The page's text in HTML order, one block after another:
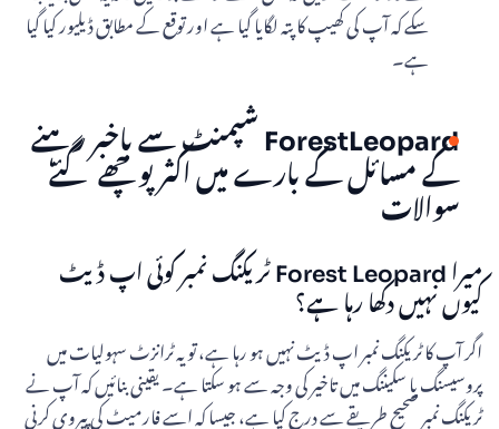
سکے کہ آپ کی کھیپ کا پتہ لگایا گیا ہے اور توقع کے مطابق ڈیلیور کیا گیا
ہے۔
ForestLeopard شپمنٹ سے باخبر رہنے
کے مسائل کے بارے میں اکثر پوچھے گئے
سوالات
میرا Forest Leopard ٹریکنگ نمبر کوئی اپ ڈیٹ
کیوں نہیں دکھا رہا ہے؟
اگر آپ کا ٹریکنگ نمبر اپ ڈیٹ نہیں ہو رہا ہے، تو یہ ٹرانزٹ سہولیات میں
پروسیسنگ یا سکیننگ میں تاخیر کی وجہ سے ہو سکتا ہے۔ یقینی بنائیں کہ آپ نے
ٹریکنگ نمبر صحیح طریقے سے درج کیا ہے، جیسا کہ اسے فارمیٹ کی پیروی کرنی